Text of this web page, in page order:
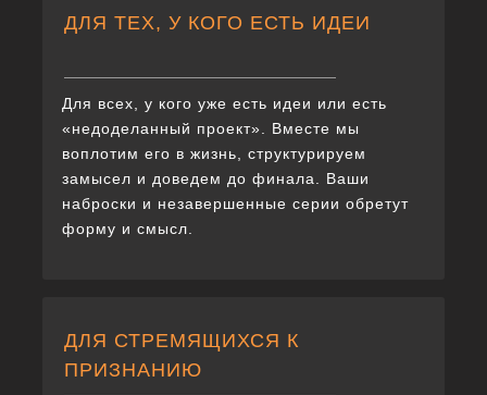
ДЛЯ СТРЕМЯЩИХСЯ К
ПРИЗНАНИЮ
ДЛЯ ТЕХ, У КОГО ЕСТЬ ИДЕИ
Для всех, у кого уже есть идеи или есть
«недоделанный проект». Вместе мы
воплотим его в жизнь, структурируем
замысел и доведем до финала. Ваши
наброски и незавершенные серии обретут
форму и смысл.